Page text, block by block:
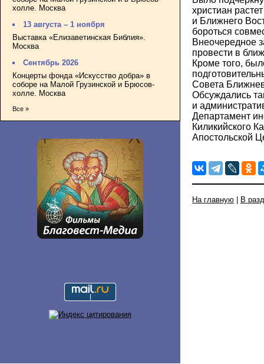
холле. Москва
13 августа – 1 ноября
Выставка «Елизаветинская Библия».
Москва
Сентябрь 2026
Концерты фонда «Искусство добра» в
соборе на Малой Грузинской и Брюсов-
холле. Москва
Все »
христиан
и Ближнего
бороться
Внеочередное
провести в
Кроме того,
Совета
Обсуждались
и
Департамент
Киликийского
Апостольской
На главную | В